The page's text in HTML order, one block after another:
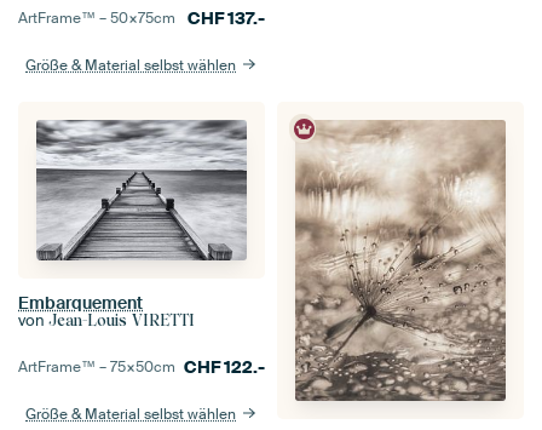
ArtFrame™ –50×75cm CHF137.-
Größe & Material selbst wählen
Embarquement
von Jean-Louis VIRETTI
ArtFrame™ –75×50cm CHF122.-
Größe & Material selbst wählen